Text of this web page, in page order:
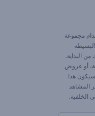
مجموعة
من البداية.
أو عروض
سيكون هذا
المشاهد
الخلفية.